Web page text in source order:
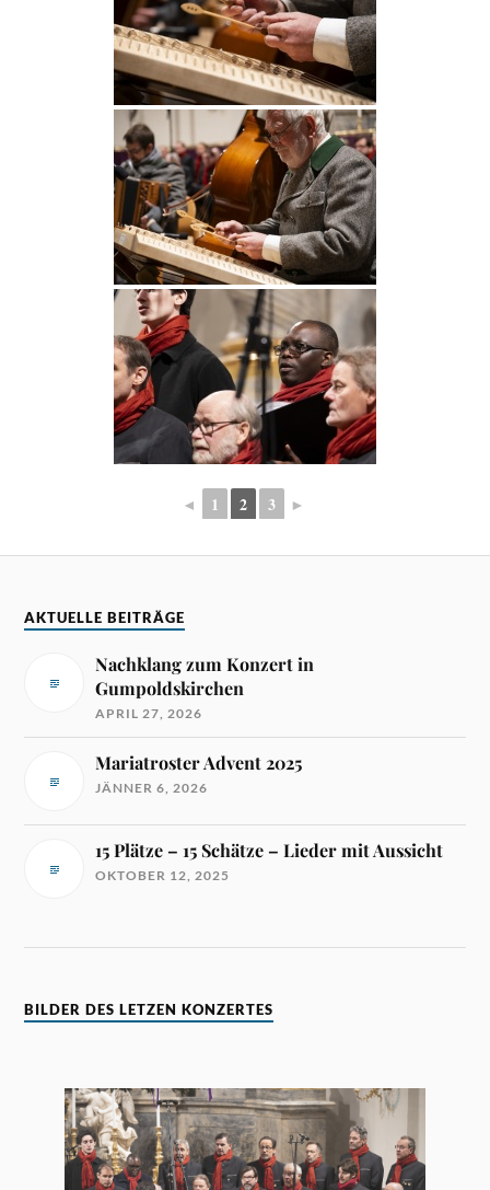
◄ 1 2 3 ►
AKTUELLE BEITRÄGE
Nachklang zum Konzert in
Gumpoldskirchen
APRIL 27, 2026
Mariatroster Advent 2025
JÄNNER 6, 2026
15 Plätze – 15 Schätze – Lieder mit Aussicht
OKTOBER 12, 2025
BILDER DES LETZEN KONZERTES